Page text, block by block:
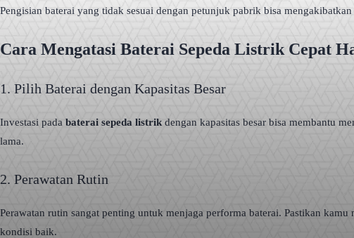
Pengisian baterai yang tidak sesuai dengan petunjuk pabrik bisa mengakibatkan
Cara Mengatasi Baterai Sepeda Listrik Cepat
1. Pilih Baterai dengan Kapasitas Besar
Investasi pada baterai sepeda listrik dengan kapasitas besar bisa membantu
lama.
2. Perawatan Rutin
Perawatan rutin sangat penting untuk menjaga performa baterai. Pastikan
kondisi baik.